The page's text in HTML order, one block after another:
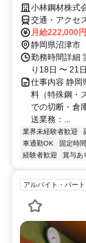
小林鋼材株式
交通・アクセ
月給222,000
静岡県沼津市
勤務時間詳細
り18日 〜 21
仕事内容 静岡
料（特殊鋼・
での切断・倉
送業務：...
業界未経験者歓迎
車通勤OK
固定時
経験者歓迎
賞与あ
アルバイト・パート